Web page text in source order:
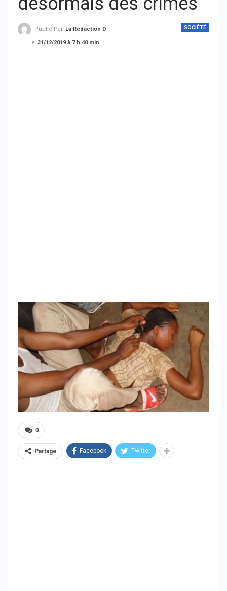
SOCIÉTÉ
Publié Par La Rédaction De THIEYSENEGAL.com
Le 31/12/2019 à 7 h 40 min
0
Partage Facebook Twitter